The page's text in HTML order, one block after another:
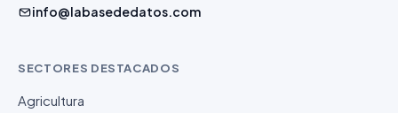
info@labasededatos.com
SECTORES DESTACADOS
Agricultura